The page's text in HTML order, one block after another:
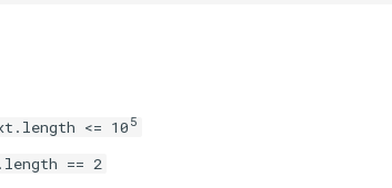
<= 10 5
== 2